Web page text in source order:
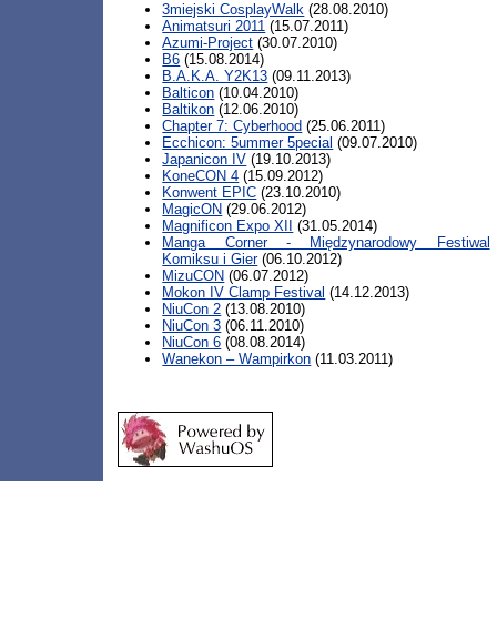
3miejski CosplayWalk (28.08.2010)
Animatsuri 2011 (15.07.2011)
Azumi-Project (30.07.2010)
B6 (15.08.2014)
B.A.K.A. Y2K13 (09.11.2013)
Balticon (10.04.2010)
Baltikon (12.06.2010)
Chapter 7: Cyberhood (25.06.2011)
Ecchicon: 5ummer 5pecial (09.07.2010)
Japanicon IV (19.10.2013)
KoneCON 4 (15.09.2012)
Konwent EPIC (23.10.2010)
MagicON (29.06.2012)
Magnificon Expo XII
(31.05.2014)
Manga Corner - Międzynarodowy Festiwal
Komiksu i Gier(06.10.2012)
MizuCON (06.07.2012)
Mokon IV Clamp Festival (14.12.2013)
NiuCon 2 (13.08.2010)
NiuCon 3 (06.11.2010)
NiuCon 6 (08.08.2014)
Wanekon – Wampirkon (11.03.2011)